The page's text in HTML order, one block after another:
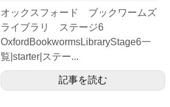
オックスフォード ブックワームズ
ライブラリ ステージ6
OxfordBookwormsLibraryStage6一
覧|starter|ステー...
記事を読む